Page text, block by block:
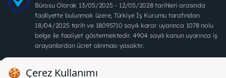
Bürosu Olarak 13/05/2025 - 12/05/2028 tarihleri arasında
faaliyette bulunmak üzere, Türkiye İş Kurumu tarafından
18/04/2025 tarih ve 18095710 sayılı karar uyarınca 1078 nolu
belge ile faaliyet göstermektedir. 4904 sayılı kanun uyarınca iş
arayanlardan ücret alınması yasaktır.